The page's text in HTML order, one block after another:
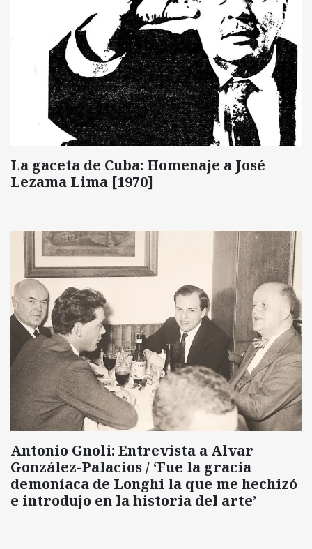
La gaceta de Cuba: Homenaje a José
Lezama Lima [1970]
Antonio Gnoli: Entrevista a Alvar
González-Palacios / ‘Fue la gracia
demoníaca de Longhi la que me hechizó
e introdujo en la historia del arte’